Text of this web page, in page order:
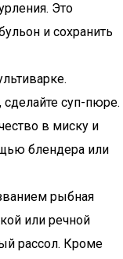
Это
и сохранить
суп-пюре.
в миску и
блендера или
рыбная
или речной
рассол. Кроме